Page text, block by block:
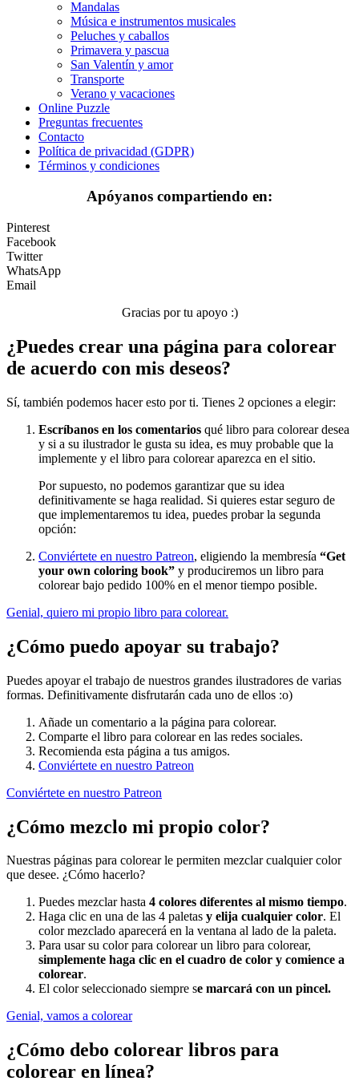
Verano y vacaciones
Libros para colorear para niños
Sin categorizar
Mandalas
Música e instrumentos musicales
Peluches y caballos
Primavera y pascua
San Valentín y amor
Transporte
Verano y vacaciones
Online Puzzle
Preguntas frecuentes
Contacto
Política de privacidad (GDPR)
Términos y condiciones
Apóyanos compartiendo en:
Pinterest
Facebook
Twitter
WhatsApp
Email
Gracias por tu apoyo :)
¿Puedes crear una página para colorear
de acuerdo con mis deseos?
Sí, también podemos hacer esto por ti. Tienes 2 opciones a elegir:
Escríbanos en los comentarios qué libro para colorear desea
y si a su ilustrador le gusta su idea, es muy probable que la
implemente y el libro para colorear aparezca en el sitio.
Por supuesto, no podemos garantizar que su idea
definitivamente se haga realidad. Si quieres estar seguro de
que implementaremos tu idea, puedes probar la segunda
opción:
Conviértete en nuestro Patreon, eligiendo la membresía “Get
your own coloring book” y produciremos un libro para
colorear bajo pedido 100% en el menor tiempo posible.
Genial, quiero mi propio libro para colorear.
¿Cómo puedo apoyar su trabajo?
Puedes apoyar el trabajo de nuestros grandes ilustradores de varias
formas. Definitivamente disfrutarán cada uno de ellos :o)
Añade un comentario a la página para colorear.
Comparte el libro para colorear en las redes sociales.
Recomienda esta página a tus amigos.
Conviértete en nuestro Patreon
Conviértete en nuestro Patreon
¿Cómo mezclo mi propio color?
Nuestras páginas para colorear le permiten mezclar cualquier color
que desee. ¿Cómo hacerlo?
Puedes mezclar hasta 4 colores diferentes al mismo tiempo.
Haga clic en una de las 4 paletas y elija cualquier color. El
color mezclado aparecerá en la ventana al lado de la paleta.
Para usar su color para colorear un libro para colorear,
simplemente haga clic en el cuadro de color y comience a
colorear.
El color seleccionado siempre se marcará con un pincel.
Genial, vamos a colorear
¿Cómo debo colorear libros para
colorear en línea?